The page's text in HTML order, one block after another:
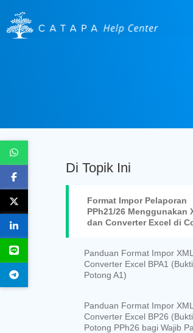
Di Topik Ini
Format Impor Pelaporan
PPh21/26 Menggunakan
dan Converter Excel di
Panduan Format Impor
Converter Excel BPA1 (Bukti
Potong A1)
Panduan Format Impor
Converter Excel BP26 (Bukti
Potong PPh26 bagi Wajib